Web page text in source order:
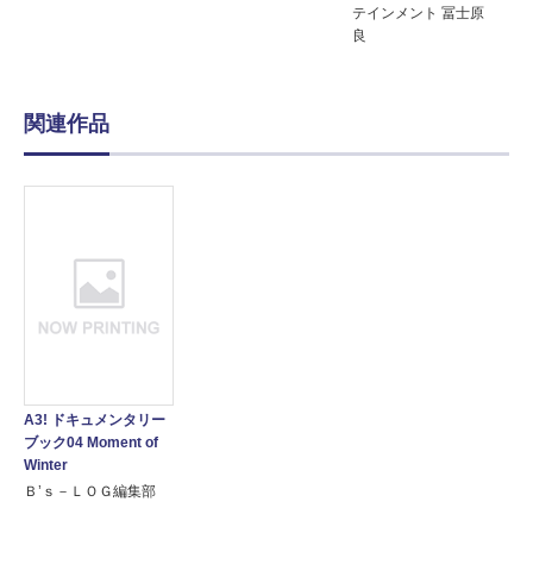
テインメント 冨士原
良
関連作品
A3! ドキュメンタリー
ブック04 Moment of
Winter
Ｂ’ｓ－ＬＯＧ編集部